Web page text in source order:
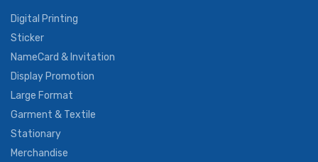
Digital Printing
Sticker
NameCard & Invitation
Display Promotion
Large Format
Garment & Textile
Stationary
Merchandise